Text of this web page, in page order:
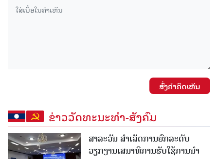
ສົ່ງຄໍາຄິດເຫັນ
ຂ່າວວັດທະນະທຳ-ສັງຄົມ
ສາລະວັນ ສໍາເລັດການຍົກລະດັບ
ວຽກງານເສນາທິການຮັບໃຊ້ການນໍາ